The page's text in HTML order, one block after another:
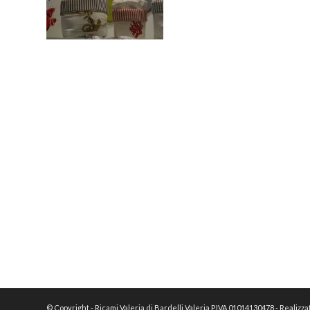
© Copyright - Ricami Valeria di Bardelli Valeria P.IVA 01014130478 -